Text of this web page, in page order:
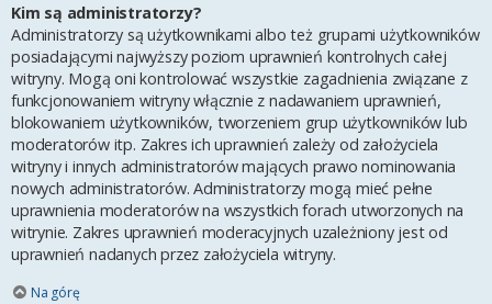
Kim są administratorzy?
Administratorzy są użytkownikami albo też grupami użytkowników
posiadającymi najwyższy poziom uprawnień kontrolnych całej
witryny. Mogą oni kontrolować wszystkie zagadnienia związane z
funkcjonowaniem witryny włącznie z nadawaniem uprawnień,
blokowaniem użytkowników, tworzeniem grup użytkowników lub
moderatorów itp. Zakres ich uprawnień zależy od założyciela
witryny i innych administratorów mających prawo nominowania
nowych administratorów. Administratorzy mogą mieć pełne
uprawnienia moderatorów na wszystkich forach utworzonych na
witrynie. Zakres uprawnień moderacyjnych uzależniony jest od
uprawnień nadanych przez założyciela witryny.
Na górę